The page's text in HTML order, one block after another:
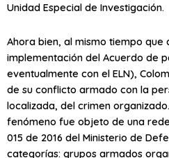
Unidad Especial de Investigación.
Ahora bien, al mismo tiempo que
implementación del Acuerdo de
eventualmente con el ELN),
de su conflicto armado con la
localizada, del crimen
fenómeno fue objeto de una
015 de 2016 del Ministerio de
categorías: grupos armados